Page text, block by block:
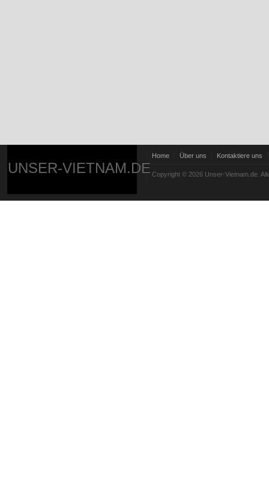
UNSER-VIETNAM.DE
Home Über uns Kontaktiere uns
Copyright © 2026 Unser-Vietnam.de.